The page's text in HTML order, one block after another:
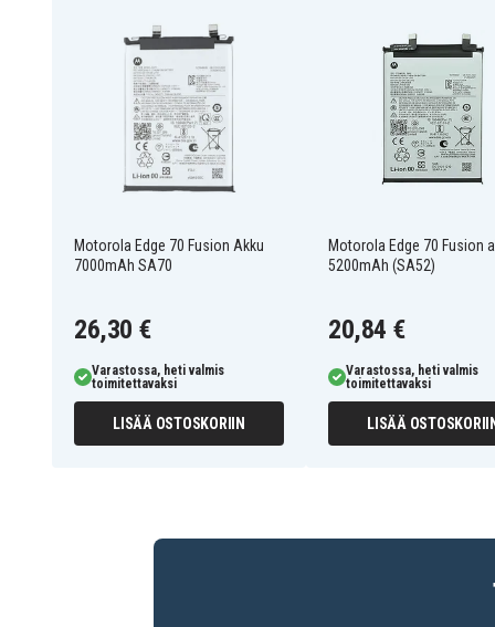
Tuotenro 5D68C32063
Motorola
Motorola Edge 70 Fusion Akku
7000mAh SA70
26,30 €
Varastossa, heti valmis
toimitettavaksi
LISÄÄ OSTOSKORIIN
Motorola Edge 70 Fusion
5200mAh (SA52)
20,84 €
Varastossa, heti valmis
toimitettavaksi
LISÄÄ OSTOSKORIIN